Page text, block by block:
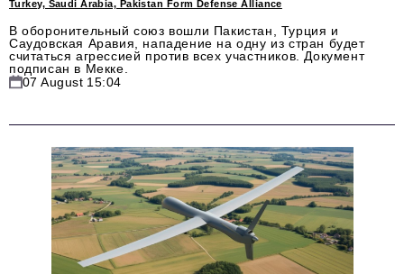
Turkey, Saudi Arabia, Pakistan Form Defense Alliance
В оборонительный союз вошли Пакистан, Турция и
Саудовская Аравия, нападение на одну из стран будет
считаться агрессией против всех участников. Документ
подписан в Мекке.
07 August 15:04